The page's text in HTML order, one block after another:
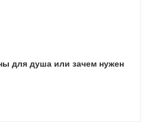
для душа или зачем нужен